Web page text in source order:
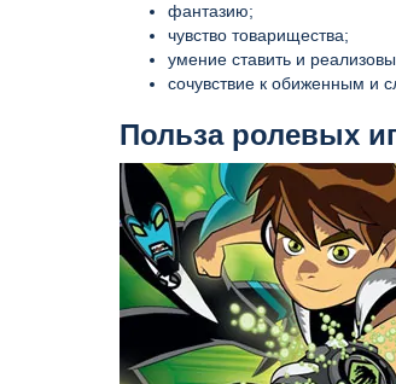
фантазию;
чувство товарищества;
умение ставить и
сочувствие к обиженным и
Польза ролевых